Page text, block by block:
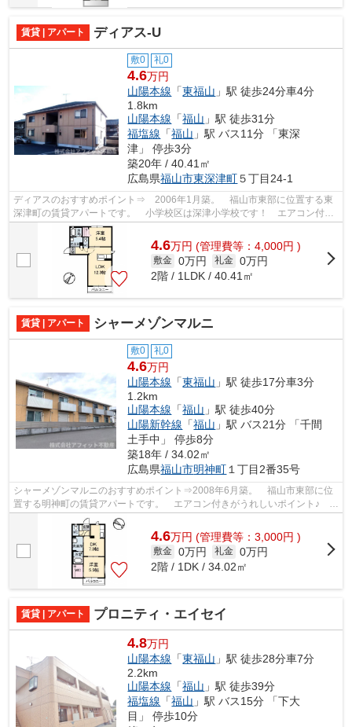
賃貸 | アパート ディアス-U
敷0 礼0
4.6万円
山陽本線 「東福山 」駅 徒歩24分車4分
1.8km
山陽本線 「福山 」駅 徒歩31分
福塩線 「福山 」駅 バス11分 「東深
津」 停歩3分
築20年 / 40.41㎡
広島県福山市東深津町５丁目24-1
ディアスのおすすめポイント⇒ 2006年1月築。 福山市東部に位置する東
深津町の賃貸アパートです。 小学校区は深津小学校です！ エアコン付き
がうれしいポイント♪ 徒歩約9分のとこ...
4.6万円 (管理費等：4,000円 )
敷金 0万円 礼金 0万円
2階 / 1LDK / 40.41㎡
賃貸 | アパート シャーメゾンマルニ
敷0 礼0
4.6万円
山陽本線 「東福山 」駅 徒歩17分車3分
1.2km
山陽本線 「福山 」駅 徒歩40分
山陽新幹線 「福山 」駅 バス21分 「千間
土手中」 停歩8分
築18年 / 34.02㎡
広島県福山市明神町 １丁目2番35号
シャーメゾンマルニのおすすめポイント⇒2008年6月築。 福山市東部に位
置する明神町の賃貸アパートです。 エアコン付きがうれしいポイント♪ 徒
歩約4分のところにはディスカウントシ...
4.6万円 (管理費等：3,000円 )
敷金 0万円 礼金 0万円
2階 / 1DK / 34.02㎡
賃貸 | アパート プロニティ・エイセイ
4.8万円
山陽本線 「東福山 」駅 徒歩28分車7分
2.2km
山陽本線 「福山 」駅 徒歩39分
福塩線 「福山 」駅 バス15分 「下大
目」 停歩10分